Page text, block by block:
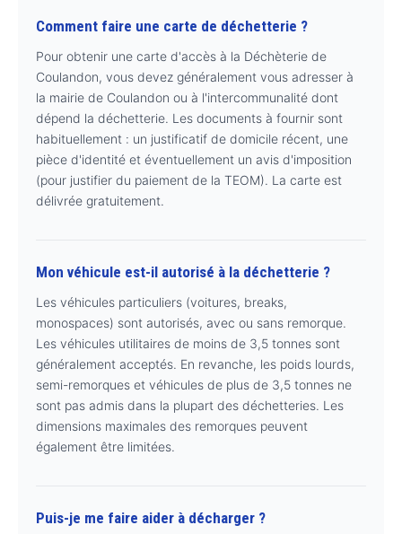
Comment faire une carte de déchetterie ?
Pour obtenir une carte d'accès à la Déchèterie de
Coulandon, vous devez généralement vous adresser à
la mairie de Coulandon ou à l'intercommunalité dont
dépend la déchetterie. Les documents à fournir sont
habituellement : un justificatif de domicile récent, une
pièce d'identité et éventuellement un avis d'imposition
(pour justifier du paiement de la TEOM). La carte est
délivrée gratuitement.
Mon véhicule est-il autorisé à la déchetterie ?
Les véhicules particuliers (voitures, breaks,
monospaces) sont autorisés, avec ou sans remorque.
Les véhicules utilitaires de moins de 3,5 tonnes sont
généralement acceptés. En revanche, les poids lourds,
semi-remorques et véhicules de plus de 3,5 tonnes ne
sont pas admis dans la plupart des déchetteries. Les
dimensions maximales des remorques peuvent
également être limitées.
Puis-je me faire aider à décharger ?